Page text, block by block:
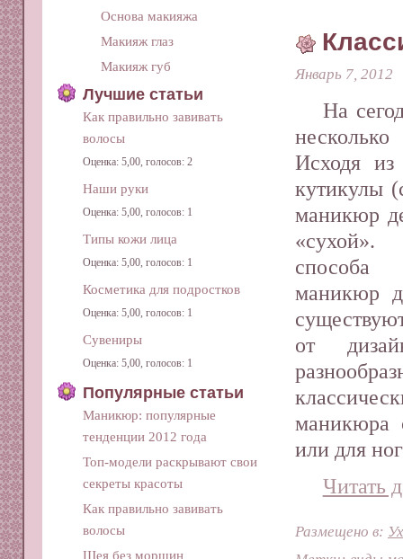
Январь 7, 2012
На
Исходя из
кутикулы
маникюр
способа
маникюр
от
маникюра
или для
Читать
Размещено в:
Основа макияжа
Макияж глаз
Макияж губ
Лучшие статьи
Как правильно завивать
волосы
Оценка: 5,00, голосов: 2
Наши руки
Оценка: 5,00, голосов: 1
Типы кожи лица
Оценка: 5,00, голосов: 1
Косметика для подростков
Оценка: 5,00, голосов: 1
Сувениры
Оценка: 5,00, голосов: 1
Популярные статьи
Маникюр: популярные
тенденции 2012 года
Топ-модели раскрывают свои
секреты красоты
Как правильно завивать
волосы
Шея без морщин